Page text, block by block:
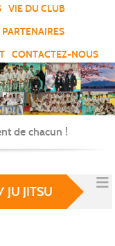
VIE DU CLUB
PARTENAIRES
CONTACTEZ-NOUS
de chacun !
JU JITSU